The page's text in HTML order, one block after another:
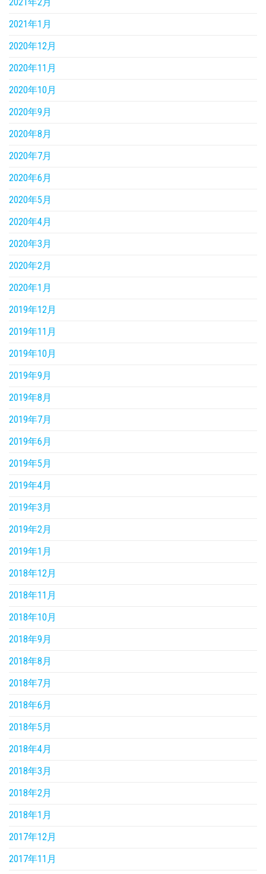
2021年1月
2020年12月
2020年11月
2020年10月
2020年9月
2020年8月
2020年7月
2020年6月
2020年5月
2020年4月
2020年3月
2020年2月
2020年1月
2019年12月
2019年11月
2019年10月
2019年9月
2019年8月
2019年7月
2019年6月
2019年5月
2019年4月
2019年3月
2019年2月
2019年1月
2018年12月
2018年11月
2018年10月
2018年9月
2018年8月
2018年7月
2018年6月
2018年5月
2018年4月
2018年3月
2018年2月
2018年1月
2017年12月
2017年11月